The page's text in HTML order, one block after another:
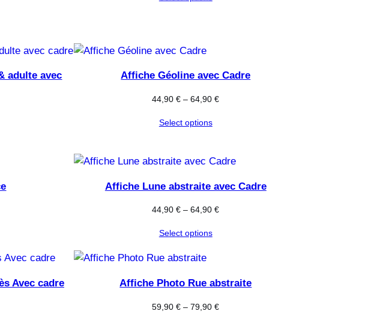
adulte avec
Affiche Géoline avec Cadre
44,90€ –64,90€
Select options
Affiche Lune abstraite avec Cadre
44,90€ –64,90€
Select options
Avec cadre Affiche Photo Rue abstraite
59,90€ –79,90€